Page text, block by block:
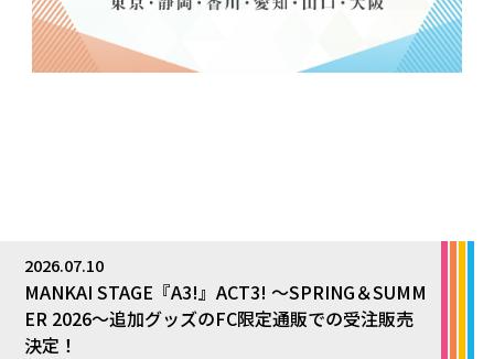
2026.07.10
MANKAI STAGE『A3!』ACT3! ～SPRING＆SUMM
ER 2026～追加グッズのFC限定通販での受注販売
決定！